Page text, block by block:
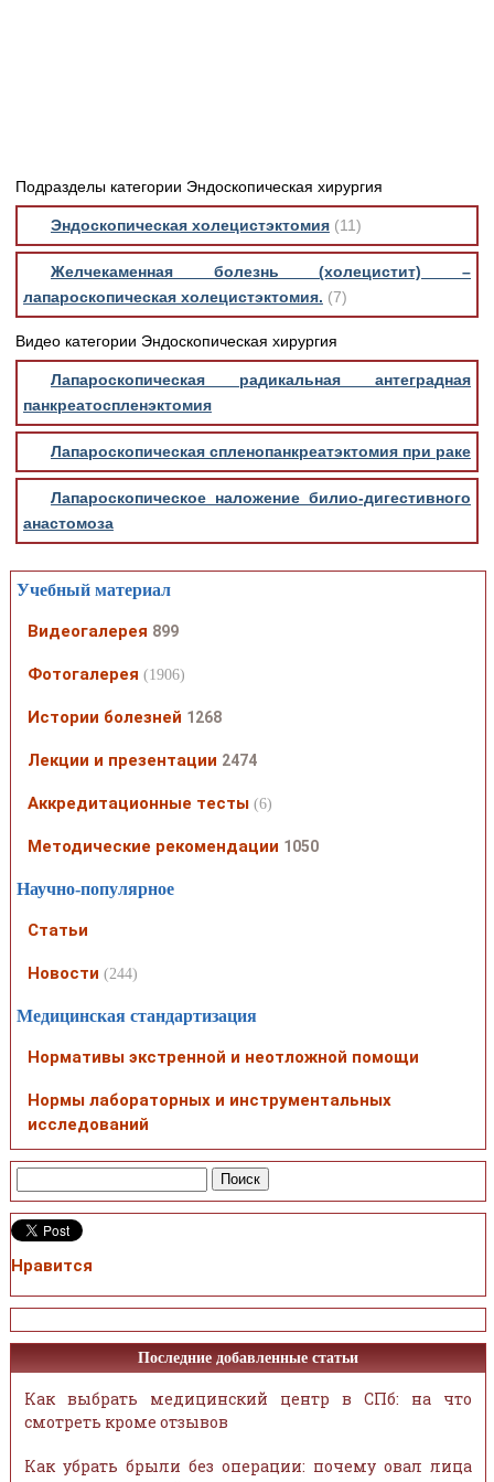
Добавить материал
FAQ
Подразделы категории Эндоскопическая хирургия
Эндоскопическая холецистэктомия (11)
Желчекаменная болезнь (холецистит) –
лапароскопическая холецистэктомия. (7)
Видео категории Эндоскопическая хирургия
Лапароскопическая радикальная антеградная
панкреатоспленэктомия
Лапароскопическая спленопанкреатэктомия при раке
Лапароскопическое наложение билио-дигестивного
анастомоза
Учебный материал
Видеогалерея 899
Фотогалерея (1906)
Истории болезней 1268
Лекции и презентации 2474
Аккредитационные тесты (6)
Методические рекомендации 1050
Научно-популярное
Статьи
Новости (244)
Медицинская стандартизация
Нормативы экстренной и неотложной помощи
Нормы лабораторных и инструментальных
исследований
Нравится
Последние добавленные статьи
Как выбрать медицинский центр в СПб: на что
смотреть кроме отзывов
Как убрать брыли без операции: почему овал лица